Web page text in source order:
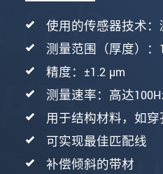
使用的传感器技术
测量范围（厚度）：
精度：±1.2 µm
测量速率：高达
用于结构材料，如
可实现最佳匹配线
补偿倾斜的带材